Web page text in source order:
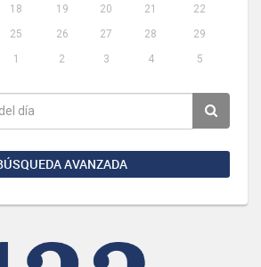
18 19 20 21
22
25 26 27 28
29
1 2 3 4 5
AVANZADA